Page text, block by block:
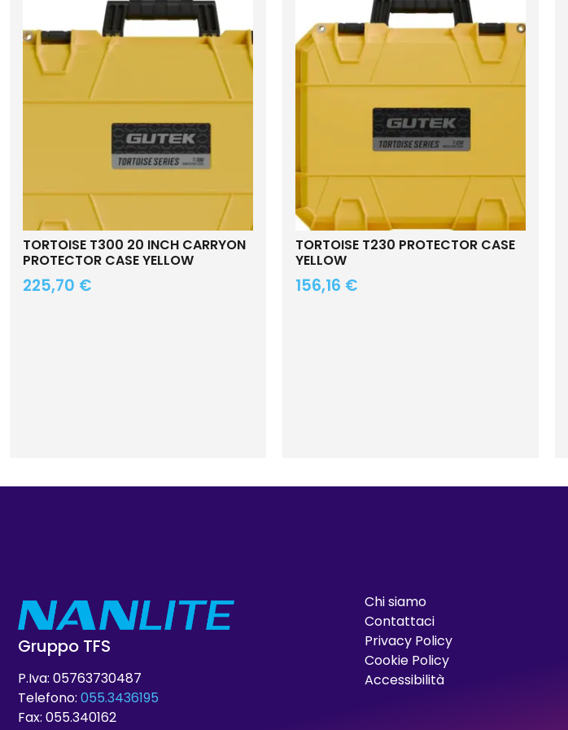
TORTOISE T300 20 INCH CARRYON
PROTECTOR CASE YELLOW
225,70 €
TORTOISE T230 PROTECTOR CASE
YELLOW
156,16 €
Gruppo TFS
P.Iva: 05763730487
Telefono: 055.3436195
Fax: 055.340162
Chi siamo
Contattaci
Privacy Policy
Cookie Policy
Accessibilità